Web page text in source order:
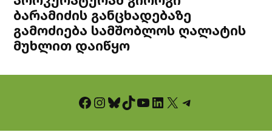
ბარამიძის განცხადებაზე
გამოძიება სამშობლოს ღალატის
მუხლით დაიწყო
Facebook InstagramBluesky TikTok YouTube LinkedIn X Telegram